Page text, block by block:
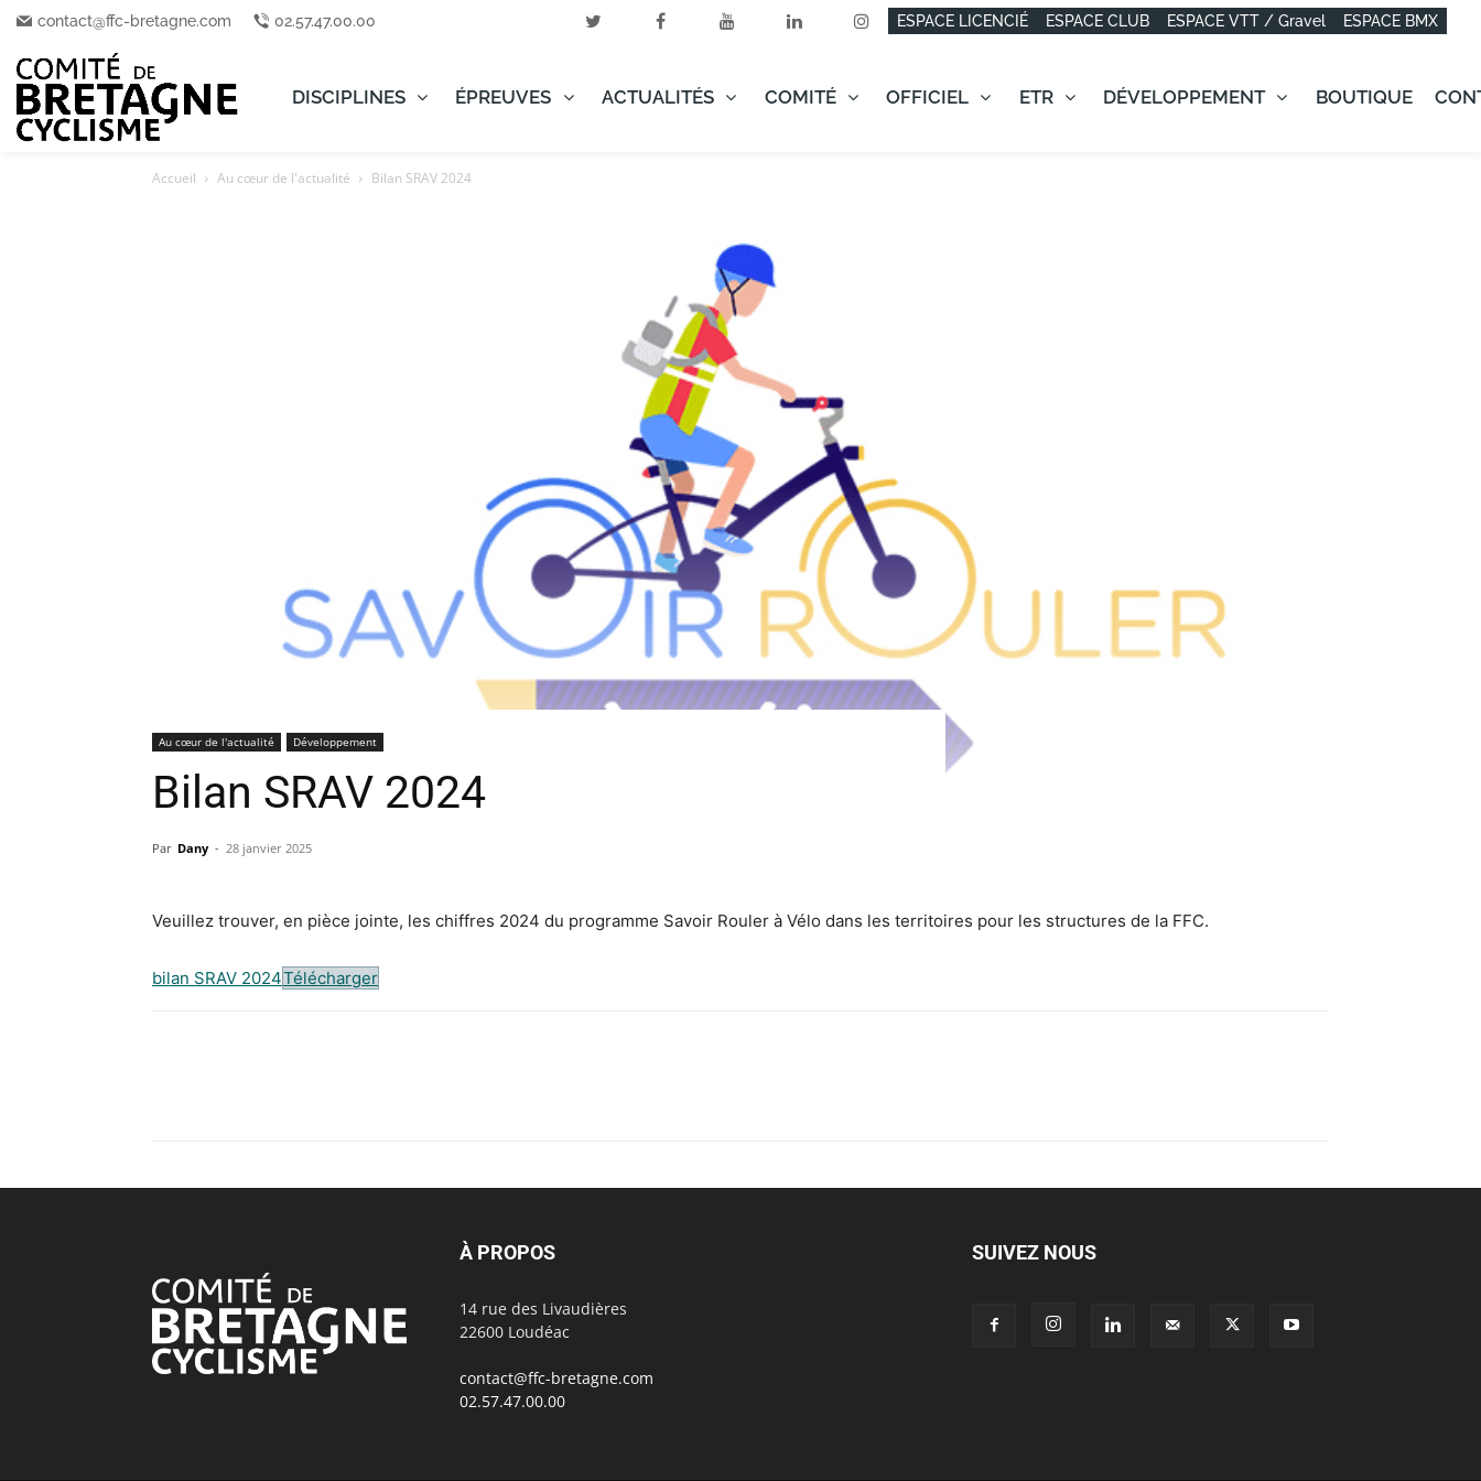
contact@ffc-bretagne.com 02.57.47.00.00 ESPACE LICENCIÉ ESPACE CLUB ESPACE VTT / Gravel ESPACE BMX
DISCIPLINES ÉPREUVES ACTUALITÉS COMITÉ OFFICIEL ETR DÉVELOPPEMENT BOUTIQUE
Accueil Au cœur de l'actualité Bilan SRAV 2024
Au cœur de l'actualité Développement
Bilan SRAV 2024
Par Dany - 28 janvier 2025
Veuillez trouver, en pièce jointe, les chiffres 2024 du programme Savoir Rouler à Vélo dans les territoires pour les structures de la FFC.
bilan SRAV 2024Télécharger
À PROPOS
14 rue des Livaudières
22600 Loudéac
contact@ffc-bretagne.com
02.57.47.00.00
SUIVEZ NOUS